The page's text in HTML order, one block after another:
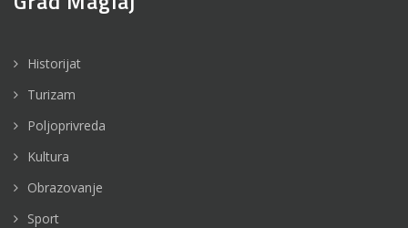
Historijat
Turizam
Poljoprivreda
Kultura
Obrazovanje
Sport